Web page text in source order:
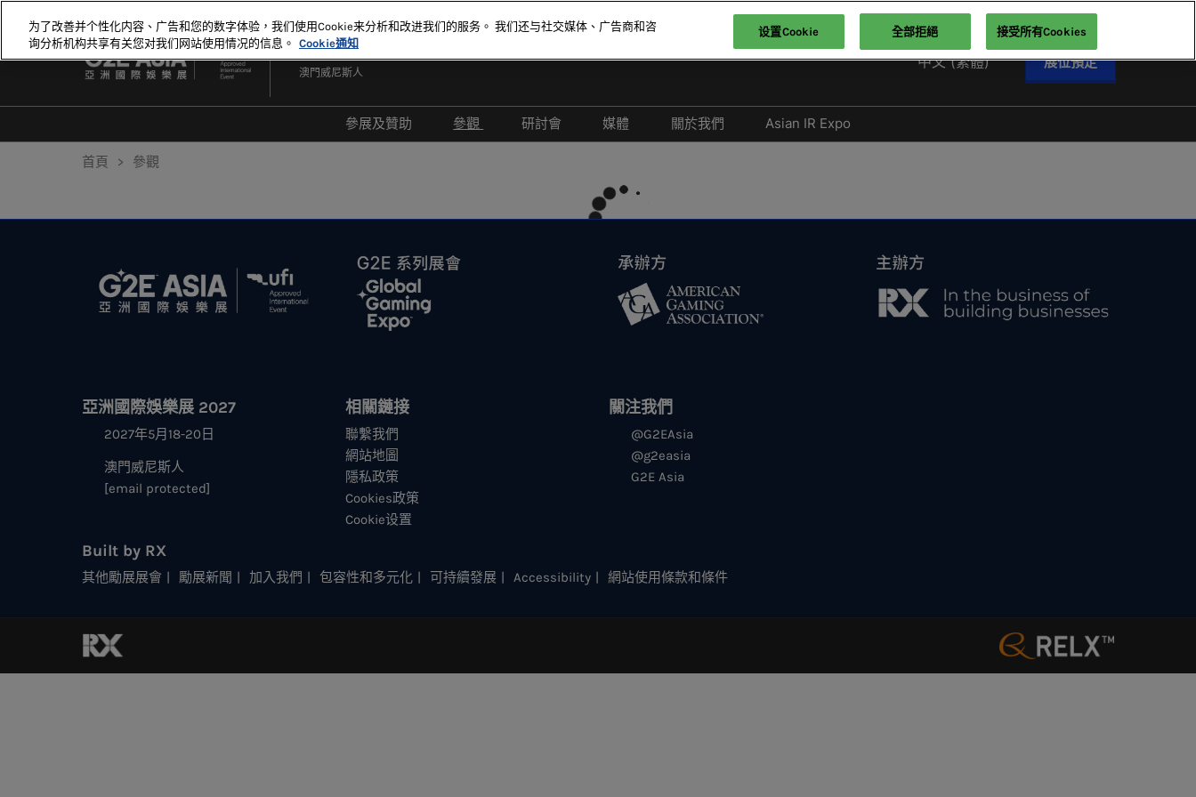
接
跳
轉
容
2027年5月18-20日
澳門威尼斯人
中文 (繁體) 展位預定
參展及贊助
2026 產品名錄
參觀
科技論壇
研討會
2026 研討會議程
2026 演講嘉賓名錄
負責任博彩論壇
2026 亞洲綜合度假休閒產業
媒體
新聞稿
關於我們
Asian IR Expo
首頁 參觀
亞洲國際娛樂展 2027
2027年5月18-20日
澳門威尼斯人
[email protected]
相關鏈接
聯繫我們
網站地圖
隱私政策
Cookies政策
Cookie设置
關注我們
@G2EAsia
@g2easia
G2E Asia
Built by RX
其他勵展展會 勵展新聞 加入我們 包容性和多元化 可持續發展 Accessibility 網站使用條款和條件
为了改善并个性化内容、广告和您的数字体验，我们使用Cookie来分析和改进我们的服务。 我们还与社交媒体、广告商和咨
询分析机构共享有关您对我们网站使用情况的信息。 Cookie通知
设置Cookie 全部拒絕 接受所有Cookies